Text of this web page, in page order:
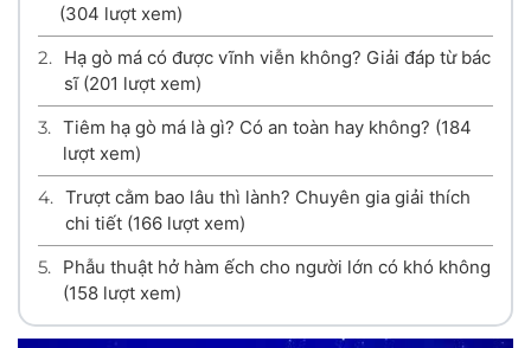
(304 lượt xem)
2. Hạ gò má có được vĩnh viễn không? Giải đáp từ bác
sĩ (201 lượt xem)
3.
Tiêm hạ gò má là gì? Có an toàn hay không? (184
lượt xem)
4. Trượt cằm bao lâu thì lành? Chuyên gia giải thích
chi tiết (166 lượt xem)
5.
Phẫu thuật hở hàm ếch cho người lớn có khó không
(158 lượt xem)